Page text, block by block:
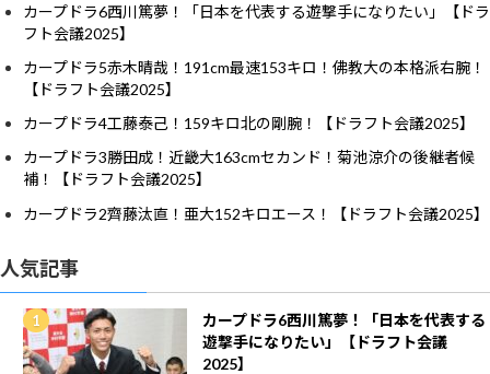
カープドラ6西川篤夢！「日本を代表する遊撃手になりたい」【ドラ
フト会議2025】
カープドラ5赤木晴哉！191cm最速153キロ！佛教大の本格派右腕！
【ドラフト会議2025】
カープドラ4工藤泰己！159キロ北の剛腕！【ドラフト会議2025】
カープドラ3勝田成！近畿大163cmセカンド！菊池涼介の後継者候
補！【ドラフト会議2025】
カープドラ2齊藤汰直！亜大152キロエース！【ドラフト会議2025】
人気記事
カープドラ6西川篤夢！「日本を代表する
遊撃手になりたい」【ドラフト会議
2025】